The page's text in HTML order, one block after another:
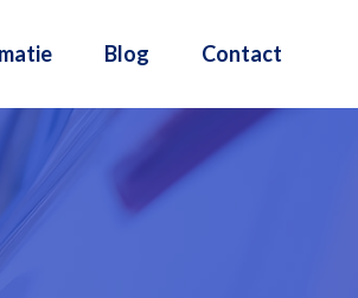
Blog Contact